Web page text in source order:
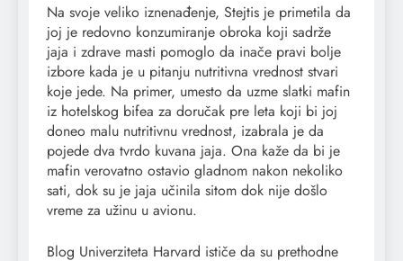
Na svoje veliko iznenađenje, Stejtis je primetila da
joj je redovno konzumiranje obroka koji sadrže
jaja i zdrave masti pomoglo da inače pravi bolje
izbore kada je u pitanju nutritivna vrednost stvari
koje jede. Na primer, umesto da uzme slatki mafin
iz hotelskog bifea za doručak pre leta koji bi joj
doneo malu nutritivnu vrednost, izabrala je da
pojede dva tvrdo kuvana jaja. Ona kaže da bi je
mafin verovatno ostavio gladnom nakon nekoliko
sati, dok su je jaja učinila sitom dok nije došlo
vreme za užinu u avionu.
Blog Univerziteta Harvard ističe da su prethodne